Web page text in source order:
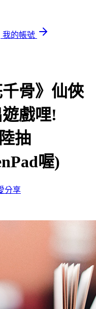
我的帳號
骨》仙俠
戲哩!
抽
喔)
分享